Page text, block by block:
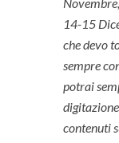
14-15
che devo
sempre
potrai
contenuti